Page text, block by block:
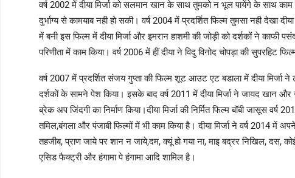
वर्ष 2002 में दीया मिर्जा को सलमान खान के साथ तुमको न भूल पायेंगे के साथ
दुर्भाग्य से कामयाब नही हो सकी। वर्ष 2004 में प्रदर्शित फिल्म तुमसा नही देखा
में बनी इस फिल्म में दीया मिर्जा और इमरान हाशमी की जोड़ी को दर्शकों ने काफी
परिणीता में काम किया। वर्ष 2006 में हीं दीया ने विदु विनोद चोपड़ा की सुपरहिट
वर्ष 2007 में प्रदर्शित संजय गुप्ता की फिल्म शूट आउट एट बडाला में दीया मिर्जा
दर्शकों के सामने पेश किया। इसके बाद वर्ष 2011 में दीया मिर्जा ने जायद खान
ब्रेक अप जिंदगी का निर्माण किया।दीया मिर्जा की निर्मित फिल्म बॉबी जासूस वर्ष
तमिल,बंगला और पंजाबी फिल्मों में भी काम किया है। दीया मिर्जा ने वर्ष 2014 में
तहजीब, प्राण जाये पर शान न जाये,दम, क्यूं हो गया ना, माइ बद्रर निखिल, दस,
एसिड फैक्ट्री और हंगामा पे हंगामा आदि शामिल है।